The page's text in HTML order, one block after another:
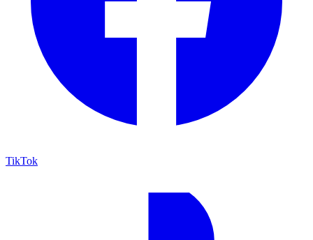
TikTok